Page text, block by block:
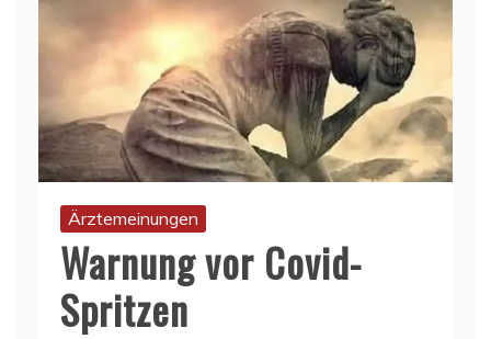
Ärztemeinungen
Warnung vor Covid-
Spritzen